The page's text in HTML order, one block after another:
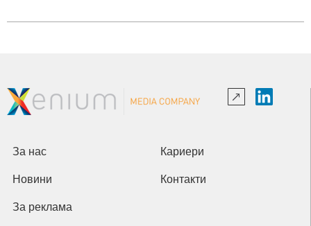
За нас Кариери
Новини Контакти
За реклама